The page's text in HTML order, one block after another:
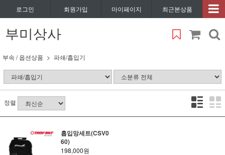
로그인 회원가입 마이페이지 최근본상품
부미상사
부속 / 옵션상품 파쇄/흡입기
정렬
흡입망세트(CSV0
60)
198,000원